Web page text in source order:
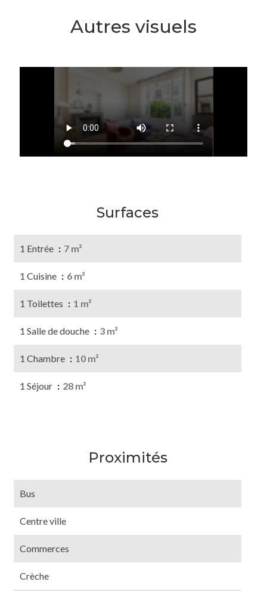
Autres visuels
Surfaces
1 Entrée 7 m²
1 Cuisine 6 m²
1 Toilettes 1 m²
1 Salle de douche 3 m²
1 Chambre 10 m²
1 Séjour 28 m²
Proximités
Bus
Centre ville
Commerces
Crèche